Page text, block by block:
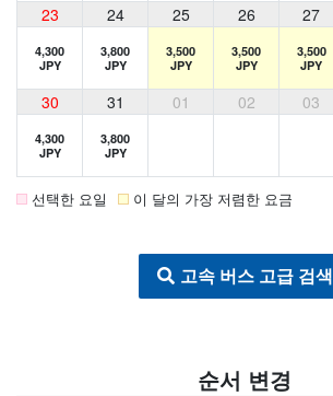
23 24 25 26 27
4,300
JPY
3,800
JPY
3,500
JPY
3,500
JPY
3,500
JPY
30 31 01 02 03
4,300
JPY
3,800
JPY
선택한 요일 이 달의 가장 저렴한 요금
고속 버스 고급 검색
순서 변경